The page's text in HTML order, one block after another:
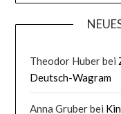
Theodor Huberbei
Deutsch-Wagram
Anna Gruberbei